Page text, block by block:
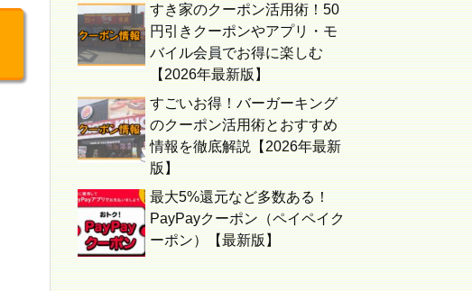
すき家のクーポン活用術！50
円引きクーポンやアプリ・モ
バイル会員でお得に楽しむ
【2026年最新版】
すごいお得！バーガーキング
のクーポン活用術とおすすめ
情報を徹底解説【2026年最新
版】
最大5%還元など多数ある！
PayPayクーポン（ペイペイク
ーポン）【最新版】